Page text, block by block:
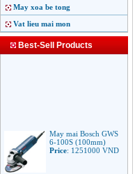
May xoa be tong
Vat lieu mai mon
Best-Sell Products
May mai Bosch GWS
6-100S (100mm)
Price:1251000VND